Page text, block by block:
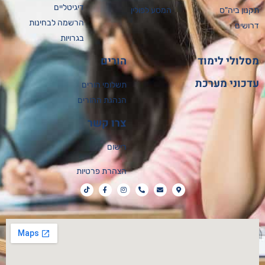
ביה"ס
המסע לפולין
דיגיטליים
הרשמה לבחינות
בגרויות
לימוד
מערכת
הורים
תשלומי הורים
הנהגת ההורים
צרו קשר
רישום
הצהרת פרטיות